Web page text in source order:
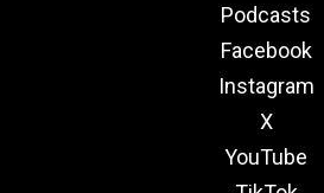
Podcasts
Facebook
Instagram
X
YouTube